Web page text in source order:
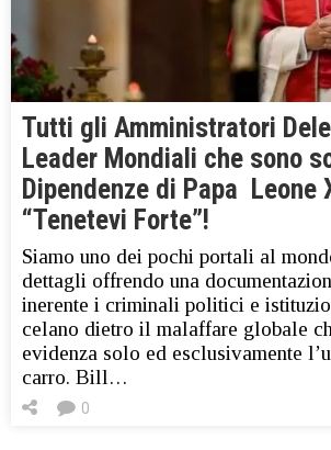
Tutti gli Amministratori
Leader Mondiali che sono
Dipendenze di Papa Leone
“Tenetevi Forte”!
Siamo uno dei pochi portali al
dettagli offrendo una
inerente i criminali politici e
celano dietro il malaffare globale
evidenza solo ed esclusivamente
carro. Bill…
0